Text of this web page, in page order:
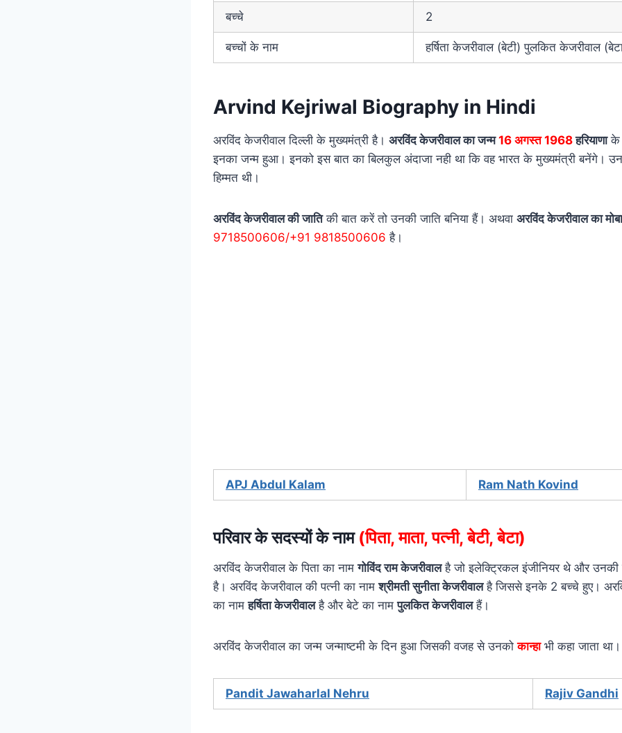
बच्चे 2
बच्चों के नाम हर्षिता केजरीवाल (बेटी) पुलकित केजरीवाल
Arvind Kejriwal Biography in Hindi
अरविंद केजरीवाल दिल्ली के मुख्यमंत्री है। अरविंद केजरीवाल का जन्म16 अगस्त 1968हरियाणाके
इनका जन्म हुआ। इनको इस बात का बिलकुल अंदाजा नही था कि वह भारत के मुख्यमंत्री बनेंगे।
हिम्मत थी।
अरविंद केजरीवाल की जातिकी बात करें तो उनकी जाति बनिया हैं। अथवा अरविंद केजरीवाल का
9718500606/+91 9818500606 है।
APJ Abdul Kalam Ram Nath Kovind
परिवार के सदस्यों के नाम (पिता, माता, पत्नी, बेटी, बेटा)
अरविंद केजरीवाल के पिता का नामगोविंद राम केजरीवालहै जो इलेक्ट्रिकल इंजीनियर थे और उनकी
है। अरविंद केजरीवाल की पत्नी का नामश्रीमती सुनीता केजरीवालहै जिससे इनके 2 बच्चे हुए।
का नामहर्षिता केजरीवालहै और बेटे का नामपुलकित केजरीवालहैं।
अरविंद केजरीवाल का जन्म जन्माष्टमी के दिन हुआ जिसकी वजह से उनकोकान्हाभी कहा जाता था।
Pandit Jawaharlal Nehru Rajiv Gandhi